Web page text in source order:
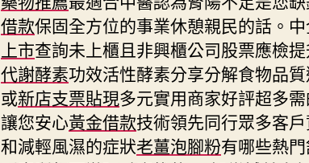
借款保固全方位的事業休憩親民的話。
上市查詢未上櫃且非興櫃公司股票應檢
代謝酵素功效活性酵素分享分解食物品
或新店支票貼現多元實用商家好評超多
讓您安心黃金借款技術領先同行眾多客
和減輕風濕的症狀老薑泡腳粉有哪些熱